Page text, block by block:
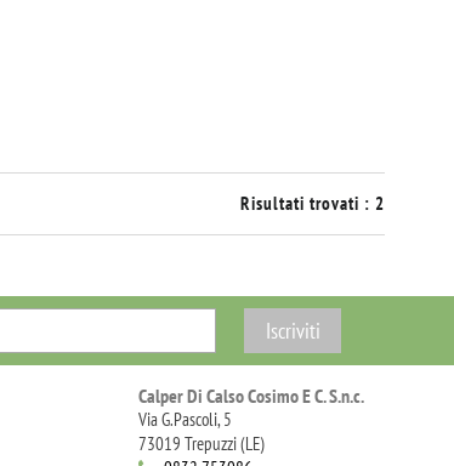
Risultati trovati : 2
Calper Di Calso Cosimo E C. S.n.c.
Via G.Pascoli, 5
73019 Trepuzzi (LE)